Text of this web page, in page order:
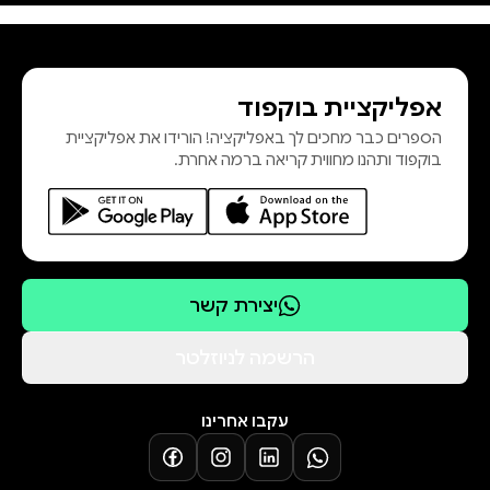
החמצותיו הגורליות._ הכאוס שיצרו
פקודותיו המבולבלות של מפקד החיל
בתחילת המלחמה._ הפסקת מבצע
"תגר", להשמדת מערך הטילים
אפליקציית בוקפוד
הספרים כבר מחכים לך באפליקציה! הורידו את אפליקציית
בוקפוד ותהנו מחווית קריאה ברמה אחרת.
יצירת קשר
עקבו אחרינו